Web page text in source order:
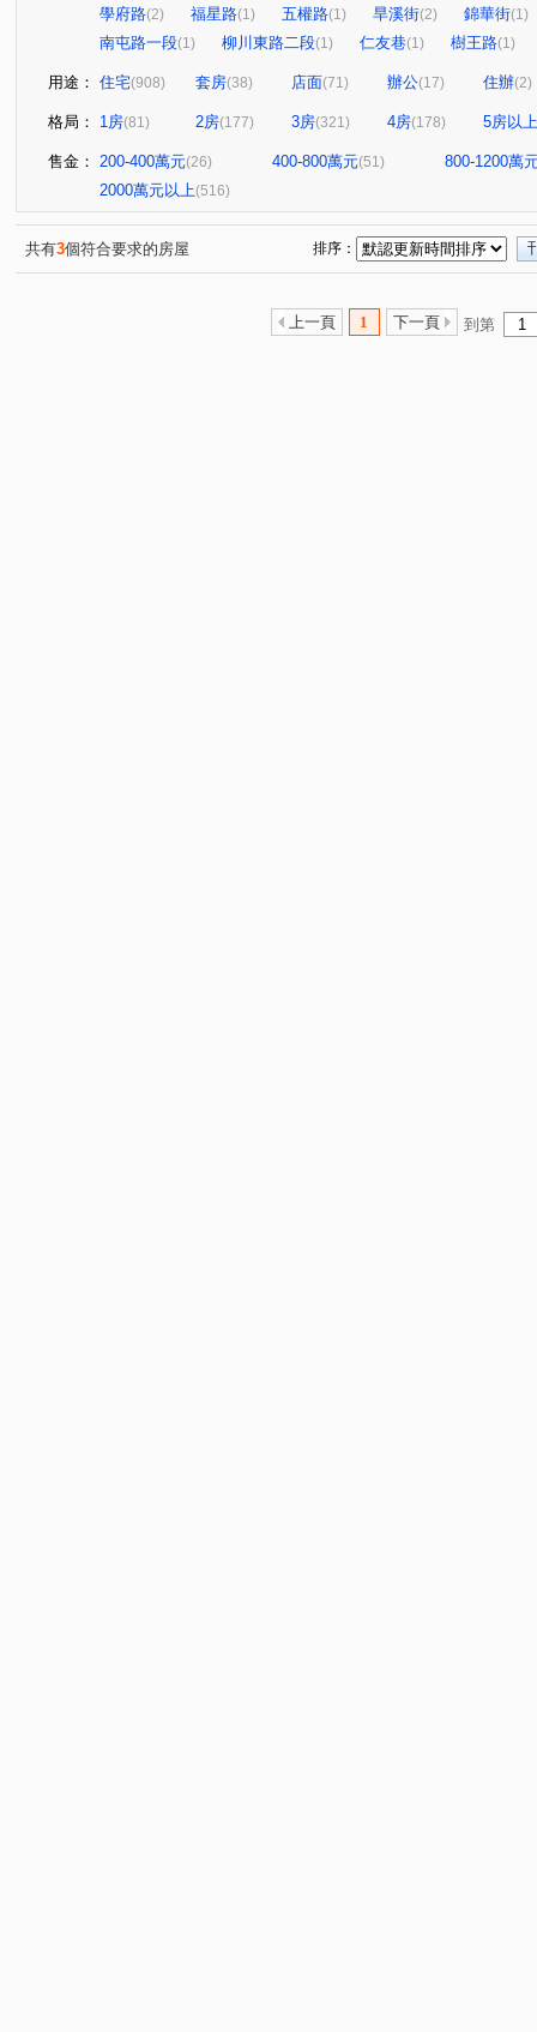
學府路(2) 福星路(1) 五權路(1) 旱溪街(2) 錦華街(1)
南屯路一段(1) 柳川東路二段(1) 仁友巷(1) 樹王路(1)
用途： 住宅(908) 套房(38) 店面(71) 辦公(17) 住辦(2)
格局： 1房(81) 2房(177) 3房(321) 4房(178) 5房以上
售金： 200-400萬元(26) 400-800萬元(51)
800-1200萬
2000萬元以上(516)
共有3個符合要求的房屋 排序：
上一頁 1 下一頁 到第